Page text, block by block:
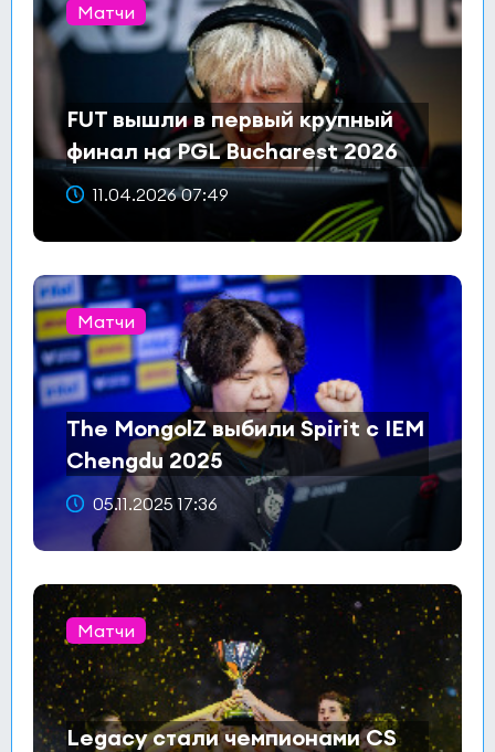
Матчи
FUT вышли в первый крупный
финал на PGL Bucharest 2026
11.04.2026 07:49
Матчи
The MongolZ выбили Spirit с IEM
Chengdu 2025
05.11.2025 17:36
Матчи
Legacy стали чемпионами CS